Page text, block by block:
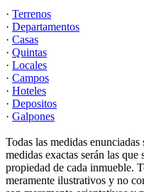
· Terrenos
· Departamentos
· Casas
· Quintas
· Locales
· Campos
· Hoteles
· Depositos
· Galpones
Todas las medidas
medidas exactas serán las
propiedad de cada inmueble.
meramente ilustrativos y no